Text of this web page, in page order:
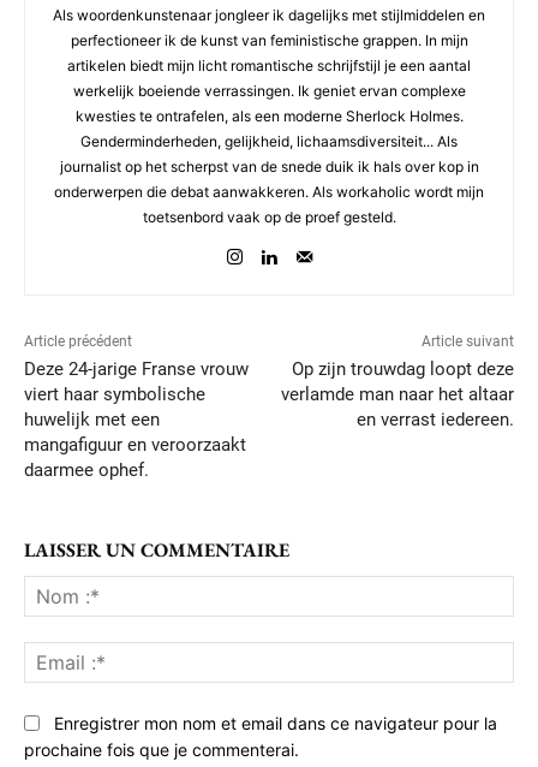
Als woordenkunstenaar jongleer ik dagelijks met stijlmiddelen en
perfectioneer ik de kunst van feministische grappen. In mijn
artikelen biedt mijn licht romantische schrijfstijl je een aantal
werkelijk boeiende verrassingen. Ik geniet ervan complexe
kwesties te ontrafelen, als een moderne Sherlock Holmes.
Genderminderheden, gelijkheid, lichaamsdiversiteit... Als
journalist op het scherpst van de snede duik ik hals over kop in
onderwerpen die debat aanwakkeren. Als workaholic wordt mijn
toetsenbord vaak op de proef gesteld.
Article précédent
Deze 24-jarige Franse vrouw
viert haar symbolische
huwelijk met een
mangafiguur en veroorzaakt
daarmee ophef.
Article suivant
Op zijn trouwdag loopt deze
verlamde man naar het altaar
en verrast iedereen.
LAISSER UN COMMENTAIRE
:*
:*
Enregistrer mon nom et email dans ce navigateur pour la
prochaine fois que je commenterai.